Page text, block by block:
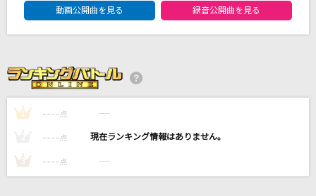
トコハナ
Vaundy
あいつ
どこまでも ～How Far I'll Go～
動画公開曲を見る
録音公開曲を見る
1 ---- 点 ----
---- 点 ----
3 ---- 点 ----